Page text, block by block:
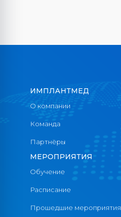
ИМПЛАНТМЕД
О компании
Команда
Партнёры
МЕРОПРИЯТИЯ
Обучение
Расписание
Прошедшие мероприятия